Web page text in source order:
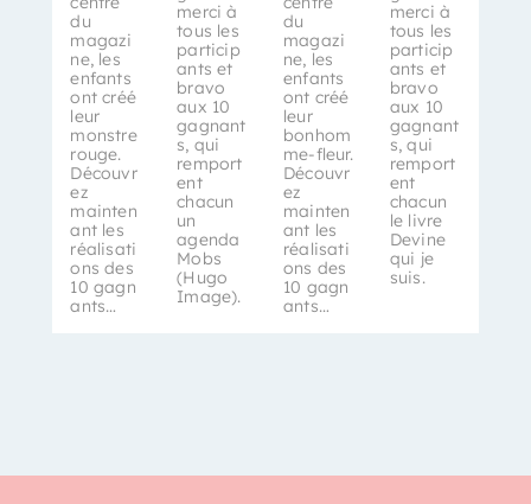
du
magazi
ne, les
enfants
ont créé
leur
monstre
rouge.
Découvr
ez
mainten
ant les
réalisati
ons des
10 gagn
ants…
merci à
tous les
particip
ants et
bravo
aux 10
gagnant
s, qui
remport
ent
chacun
un
agenda
Mobs
(Hugo
Image).
du
magazi
ne, les
enfants
ont créé
leur
bonhom
me-fleur.
Découvr
ez
mainten
ant les
réalisati
ons des
10 gagn
ants…
merci à
tous les
particip
ants et
bravo
aux 10
gagnant
s, qui
remport
ent
chacun
le livre
Devine
qui je
suis.